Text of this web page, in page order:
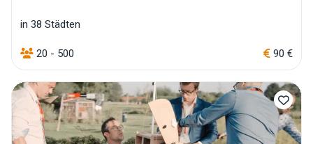
in 38 Städten
20 - 500 90 €